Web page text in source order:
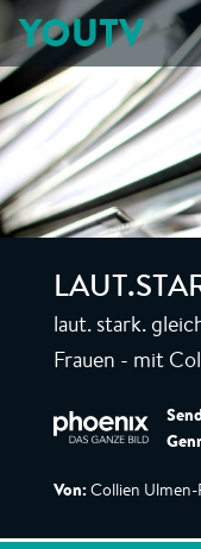
YOUTV
laut. stark.
Frauen - mit
Von: Collien